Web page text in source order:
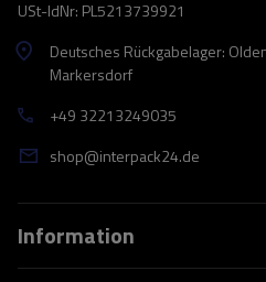
USt-IdNr: PL5213739921
Deutsches Rückgabelager:
Markersdorf
+49 32213249035
shop@interpack24.de
Information